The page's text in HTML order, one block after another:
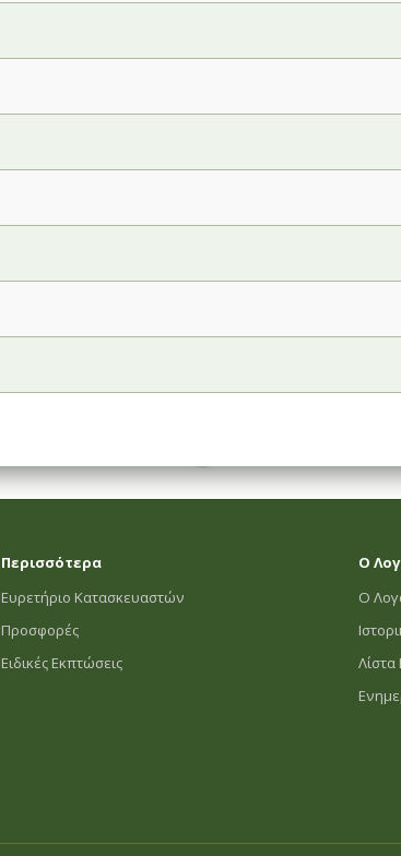
Περισσότερα
Ευρετήριο Κατασκευαστών
Προσφορές
Ειδικές Εκπτώσεις
Ο
Ο